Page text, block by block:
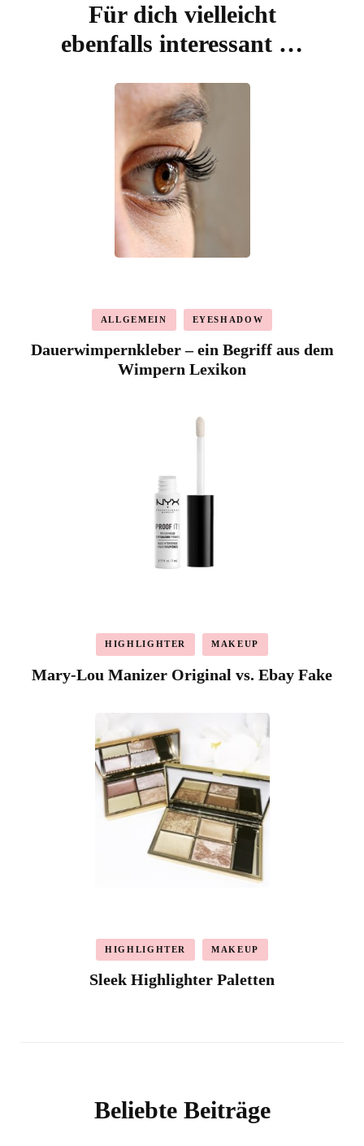
Für dich vielleicht
ebenfalls interessant …
ALLGEMEIN EYESHADOW
Dauerwimpernkleber – ein Begriff aus dem
Wimpern Lexikon
HIGHLIGHTER MAKEUP
Mary-Lou Manizer Original vs. Ebay Fake
HIGHLIGHTER MAKEUP
Sleek Highlighter Paletten
Beliebte Beiträge